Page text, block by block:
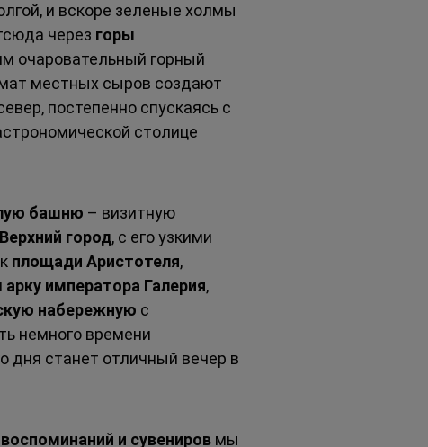
и вскоре зеленые холмы
через горы
очаровательный горный
местных сыров создают
постепенно спускаясь с
столице
башню – визитную
Верхний город, с его узкими
площади Аристотеля,
арку императора Галерия,
набережную с
немного времени
дня станет отличный вечер в
воспоминаний и сувениров мы